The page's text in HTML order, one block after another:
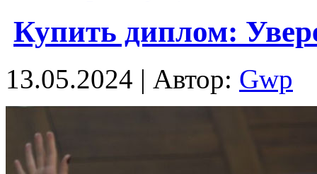
Купить диплом:
13.05.2024 | Автор: Gwp